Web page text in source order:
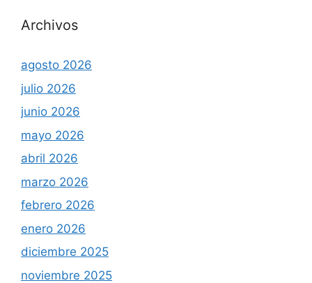
Archivos
agosto 2026
julio 2026
junio 2026
mayo 2026
abril 2026
marzo 2026
febrero 2026
enero 2026
diciembre 2025
noviembre 2025